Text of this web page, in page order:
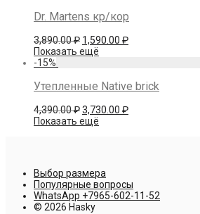
Dr. Martens кр/кор
3,890.00₽ Первоначальная
цена
1,590.00 ₽Текущая
Показать ещё
-15%
Утепленные Native brick
4,390.00₽Первоначальная
цена
3,730.00 ₽Текущая
Показать ещё
Выбор размера
Популярные вопросы
WhatsApp +7965-602-11-52
© 2026 Hasky